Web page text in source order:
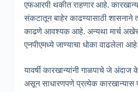
एफआरपी थकीत राहणार आहे.
संकटातून बाहेर काढण्यासाठी शासनाने
काढणे आवश्यक आहे. अन्यथा मार्च
एनपीएमध्ये जाण्याचा धोका वाढलेला आहे.
यावर्षी कारखान्यांनी गाळपाचे जे
असून साधारणपणे प्रत्येक कारखान्यास